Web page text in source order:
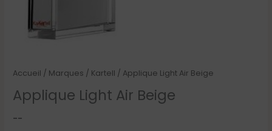
Accueil / Marques / Kartell / Applique Light Air Beige
Applique Light Air Beige
--